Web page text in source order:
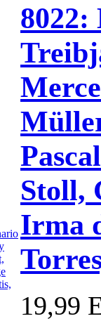
8022:
Stoll,
Irma
19,99